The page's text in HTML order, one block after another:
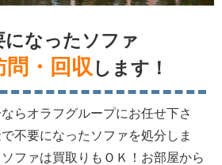
になったソファ
問・回収 します！
らオラフグループにお任せ下さ
不要になったソファを処分しま
ファは買取りもＯＫ！お部屋から